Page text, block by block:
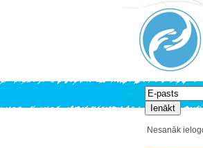
Nesanāk